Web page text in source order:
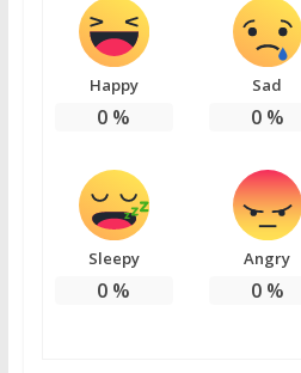
Happy
0 %
Sad
0%
Sleepy
0 %
Angry
0%